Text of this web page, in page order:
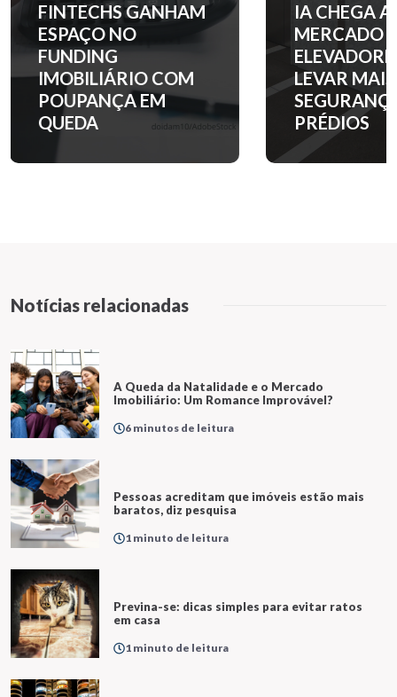
IA CHEGA AO
MERCADO DE
ELEVADORES PARA
LEVAR MAIS
SEGURANÇA AOS
PRÉDIOS
QUANTO
ENTRADA
NOS
BAIRROS
PAULO?
Notícias relacionadas
A Queda da Natalidade e o Mercado
Imobiliário: Um Romance Improvável?
6 minutos de leitura
Pessoas acreditam que imóveis estão mais
baratos, diz pesquisa
1 minuto de leitura
Previna-se: dicas simples para evitar ratos
em casa
1 minuto de leitura